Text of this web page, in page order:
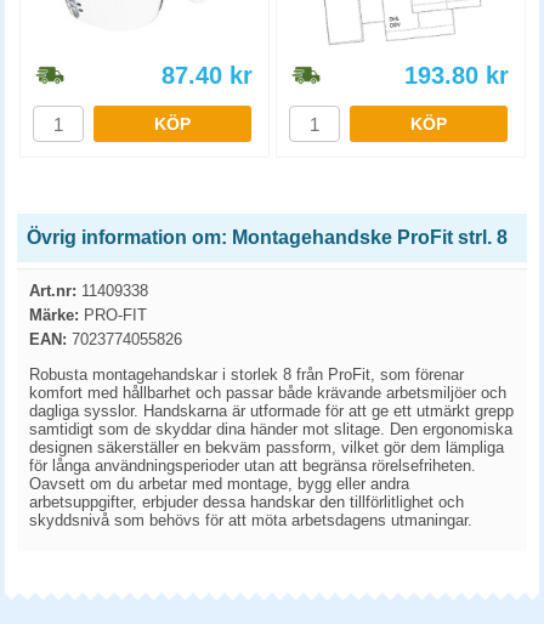
87.40 kr
KÖP
193.80 kr
KÖP
Övrig information om: Montagehandske ProFit strl. 8
Art.nr: 11409338
Märke: PRO-FIT
EAN: 7023774055826
Robusta montagehandskar i storlek 8 från ProFit, som förenar
komfort med hållbarhet och passar både krävande arbetsmiljöer och
dagliga sysslor. Handskarna är utformade för att ge ett utmärkt grepp
samtidigt som de skyddar dina händer mot slitage. Den ergonomiska
designen säkerställer en bekväm passform, vilket gör dem lämpliga
för långa användningsperioder utan att begränsa rörelsefriheten.
Oavsett om du arbetar med montage, bygg eller andra
arbetsuppgifter, erbjuder dessa handskar den tillförlitlighet och
skyddsnivå som behövs för att möta arbetsdagens utmaningar.